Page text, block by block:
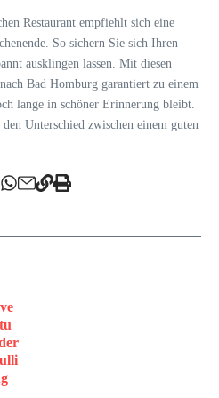
Restaurant empfiehlt sich eine
So sichern Sie sich Ihren
ausklingen lassen. Mit diesen
Bad Homburg garantiert zu einem
lange in schöner Erinnerung bleibt.
Unterschied zwischen einem guten